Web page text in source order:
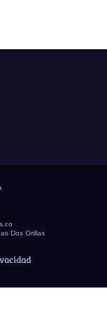
Dos Orillas